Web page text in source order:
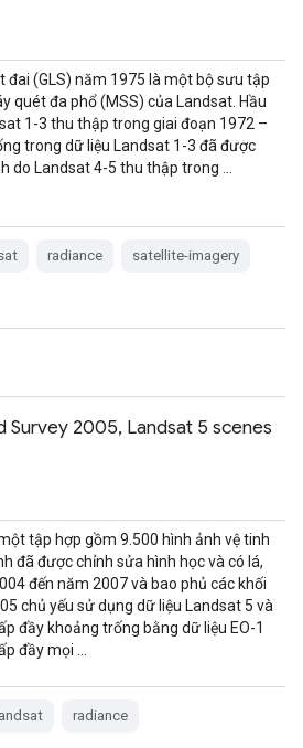
đai (GLS) năm 1975 là một bộ sưu tập
quét đa phổ (MSS) của Landsat. Hầu
1-3 thu thập trong giai đoạn 1972 –
trong dữ liệu Landsat 1-3 đã được
do Landsat 4-5 thu thập trong …
radiance satellite-imagery
Survey 2005, Landsat 5 scenes
tập hợp gồm 9.500 hình ảnh vệ tinh
đã được chỉnh sửa hình học và có lá,
đến năm 2007 và bao phủ các khối
chủ yếu sử dụng dữ liệu Landsat 5 và
đầy khoảng trống bằng dữ liệu EO-1
đầy mọi …
landsat radiance